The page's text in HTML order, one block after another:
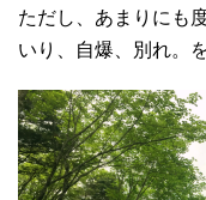
ただし、あまりにも
いり、自爆、別れ。